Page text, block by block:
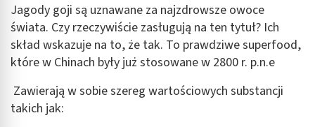
Jagody goji są uznawane za najzdrowsze owoce
świata. Czy rzeczywiście zasługują na ten tytuł? Ich
skład wskazuje na to, że tak. To prawdziwe superfood,
które w Chinach były już stosowane w 2800 r. p.n.e
Zawierają w sobie szereg wartościowych substancji
takich jak: